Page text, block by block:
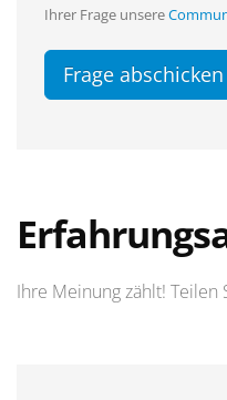
Ihrer Frage unsere
Frage abschicken
Ihre Meinung zählt! Teilen